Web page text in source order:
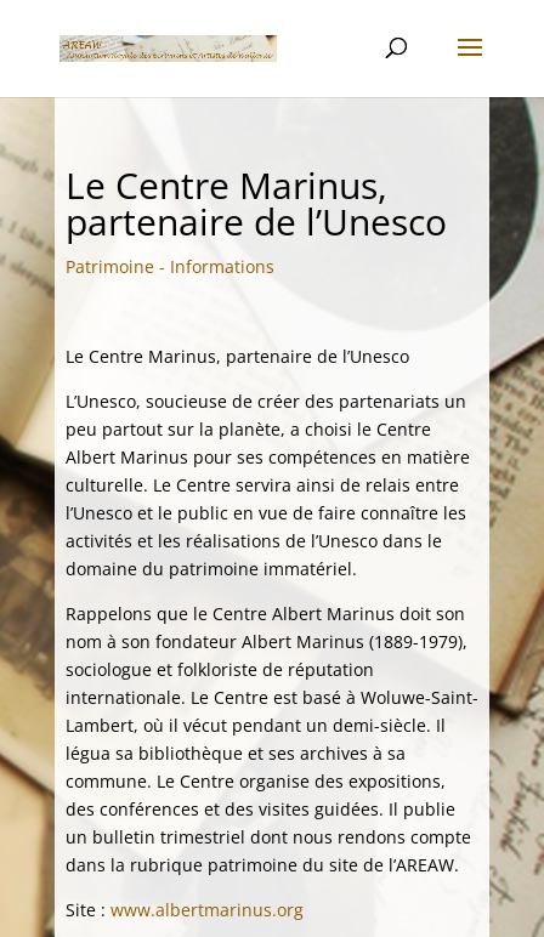
Le Centre Marinus,
partenaire de l’Unesco
Patrimoine - Informations
Le Centre Marinus, partenaire de l’Unesco
L’Unesco, soucieuse de créer des partenariats un
peu partout sur la planète, a choisi le Centre
Albert Marinus pour ses compétences en matière
culturelle. Le Centre servira ainsi de relais entre
l’Unesco et le public en vue de faire connaître les
activités et les réalisations de l’Unesco dans le
domaine du patrimoine immatériel.
Rappelons que le Centre Albert Marinus doit son
nom à son fondateur Albert Marinus (1889-1979),
sociologue et folkloriste de réputation
internationale. Le Centre est basé à Woluwe-Saint-
Lambert, où il vécut pendant un demi-siècle. Il
légua sa bibliothèque et ses archives à sa
commune. Le Centre organise des expositions,
des conférences et des visites guidées. Il publie
un bulletin trimestriel dont nous rendons compte
dans la rubrique patrimoine du site de l’AREAW.
Site : www.albertmarinus.org